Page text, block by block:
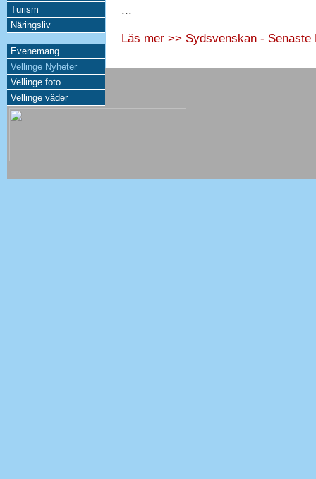
Turism
Näringsliv
Evenemang
Vellinge Nyheter
Vellinge foto
Vellinge väder
...
Läs mer >> Sydsvenskan - Senaste